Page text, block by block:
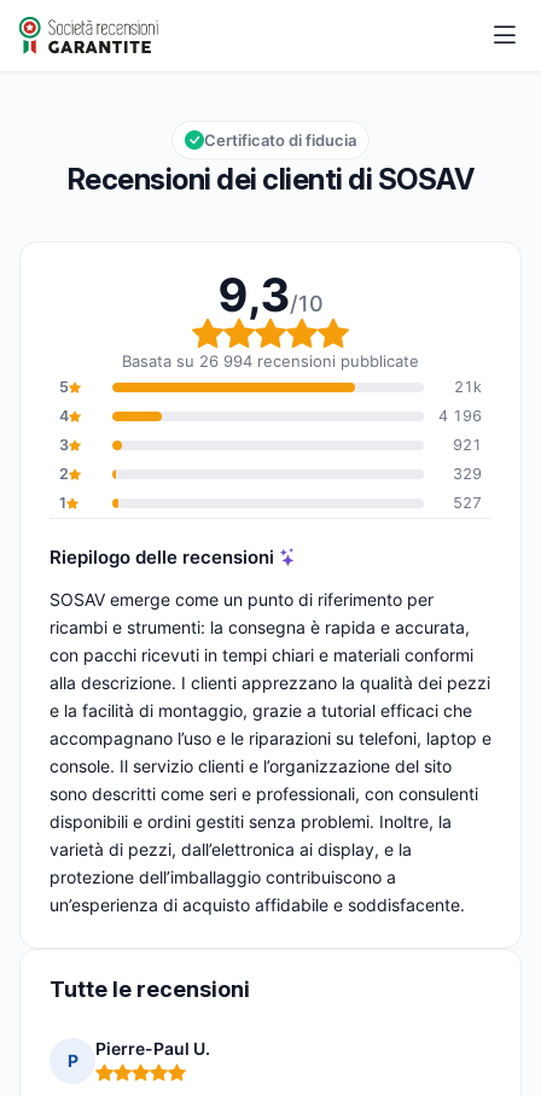
SOSAV
Valutazione globale: 9,3 su 10
9,3/10
Recensioni dei clienti di SOSAV
Certificato di fiducia
9,3/10
Valutazione globale:
Basata su 26 994 recensioni pubblicate
5
21k
4
4 196
3
921
2
329
1
527
Riepilogo delle recensioni
SOSAV emerge come un punto di riferimento per
ricambi e strumenti: la consegna è rapida e accurata,
con pacchi ricevuti in tempi chiari e materiali conformi
alla descrizione. I clienti apprezzano la qualità dei pezzi
e la facilità di montaggio, grazie a tutorial efficaci che
accompagnano l’uso e le riparazioni su telefoni, laptop e
console. Il servizio clienti e l’organizzazione del sito
sono descritti come seri e professionali, con consulenti
disponibili e ordini gestiti senza problemi. Inoltre, la
varietà di pezzi, dall’elettronica ai display, e la
protezione dell’imballaggio contribuiscono a
un’esperienza di acquisto affidabile e soddisfacente.
Tutte le recensioni
P
Pierre-Paul U.
Nota: 5 su 5